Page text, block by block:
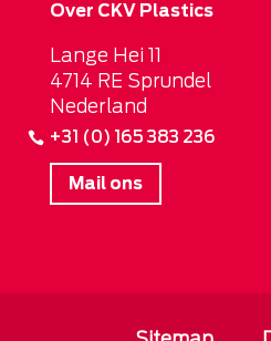
Over CKV Plastics
Lange Hei 11
4714 RE Sprundel
Nederland
+31 (0) 165 383 236
Mail ons